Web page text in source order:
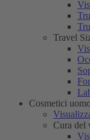
Travel
Cosmetici
Cura del